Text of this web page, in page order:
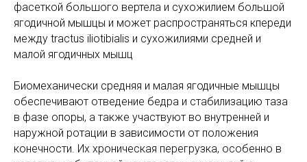
фасеткой большого вертела и сухожилием большой
ягодичной мышцы и может распространяться кпереди
между tractus iliotibialis и сухожилиями средней и
малой ягодичных мышц
Биомеханически средняя и малая ягодичные мышцы
обеспечивают отведение бедра и стабилизацию таза
в фазе опоры, а также участвуют во внутренней и
наружной ротации в зависимости от положения
конечности. Их хроническая перегрузка, особенно в